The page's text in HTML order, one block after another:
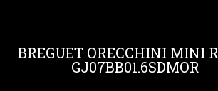
BREGUET ORECCHINI MINI
GJ07BB01.6SDMOR